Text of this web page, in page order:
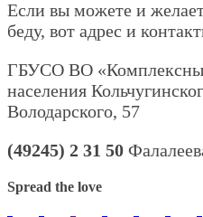
Если вы можете и
беду, вот адрес и
ГБУСО ВО
населения
Володарского, 57
(49245) 2 31 50
Spread the love